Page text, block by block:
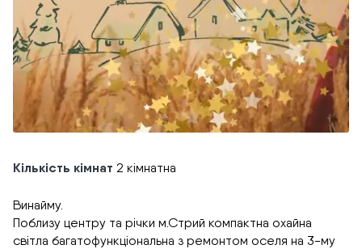
Кількість кімнат 2 кімнатна
Винайму.
Поблизу центру та річки м.Стрий компактна охайна
світла багатофункціональна з ремонтом оселя на 3-му